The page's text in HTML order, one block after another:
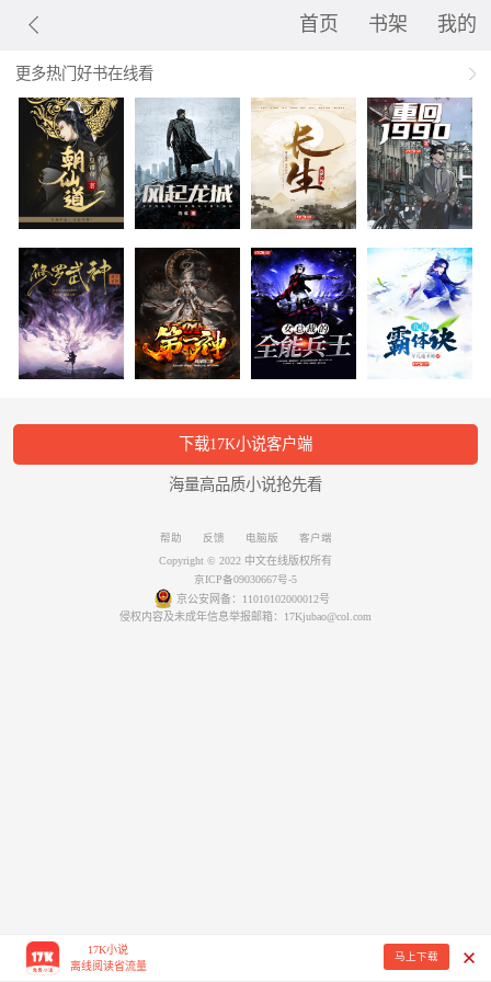
首页 书架 我的
更多热门好书在线看
下载17K小说客户端
海量高品质小说抢先看
帮助 反馈 电脑版
客户端
Copyright © 2022 中文在线版权所有
京ICP备09030667号-5
京公安网备：11010102000012号
侵权内容及未成年信息举报邮箱：17Kjubao@col.com
17K小说
离线阅读省流量
马上下载